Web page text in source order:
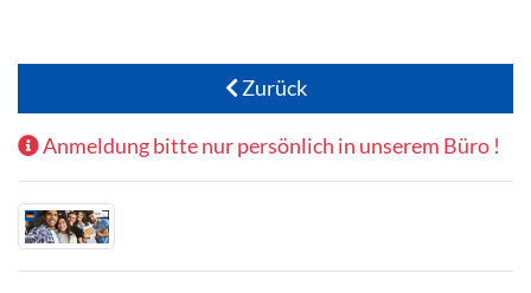
Zurück
Anmeldung bitte nur persönlich in unserem Büro !